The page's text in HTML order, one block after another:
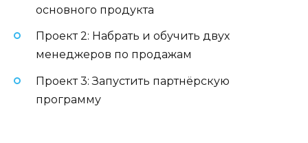
основного продукта
Проект 2: Набрать и обучить двух
менеджеров по продажам
Проект 3: Запустить партнёрскую
программу